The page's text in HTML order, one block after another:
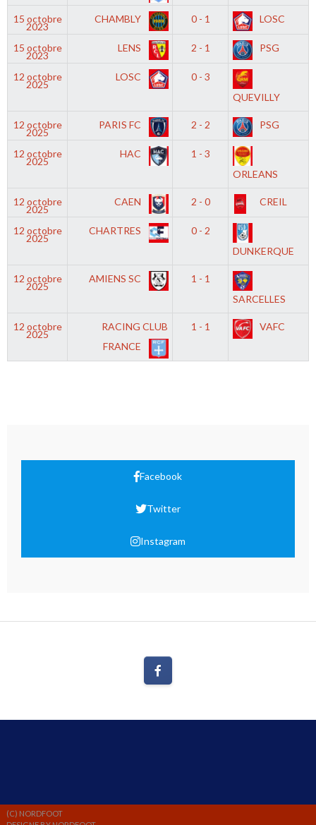
15 octobre
2023
CHAMBLY 0 - 1 LOSC
15 octobre
2023
LENS 2 - 1 PSG
12 octobre
2025
LOSC
0 - 3
QUEVILLY
12 octobre
2025
PARIS FC 2 - 2 PSG
12 octobre
2025
HAC
1 - 3
ORLEANS
12 octobre
2025
CAEN 2 - 0 CREIL
12 octobre
2025
CHARTRES
0 - 2
DUNKERQUE
12 octobre
2025
AMIENS SC
1 - 1
SARCELLES
12 octobre
2025
RACING CLUB
FRANCE
1 - 1 VAFC
Facebook
Twitter
Instagram
(C) NORDFOOT